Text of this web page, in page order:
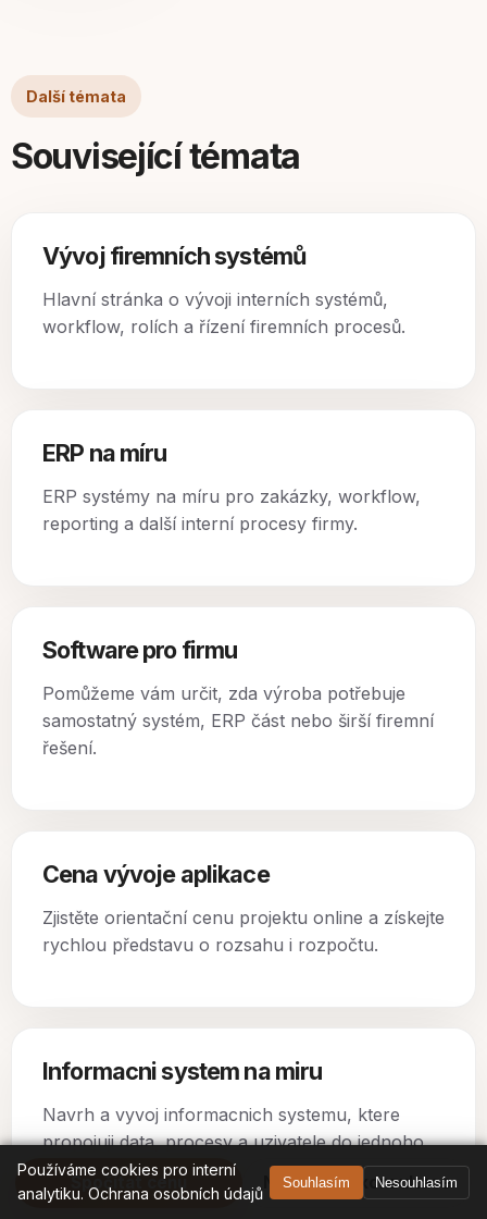
Další témata
Související témata
Vývoj firemních systémů
Hlavní stránka o vývoji interních systémů,
workflow, rolích a řízení firemních procesů.
ERP na míru
ERP systémy na míru pro zakázky, workflow,
reporting a další interní procesy firmy.
Software pro firmu
Pomůžeme vám určit, zda výroba potřebuje
samostatný systém, ERP část nebo širší firemní
řešení.
Cena vývoje aplikace
Zjistěte orientační cenu projektu online a získejte
rychlou představu o rozsahu i rozpočtu.
Informacni system na miru
Navrh a vyvoj informacnich systemu, ktere
propojuji data, procesy a uzivatele do jednoho
funkcniho celku.
Spočítat cenu Nezávazná konzultace
Používáme cookies pro interní
analytiku. Ochrana osobních údajů
Souhlasím Nesouhlasím